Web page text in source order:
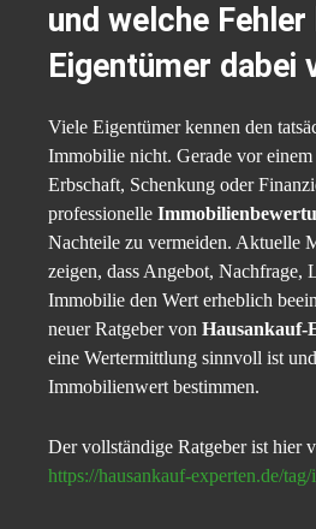
und welche Fehler
Eigentümer dabei
Viele Eigentümer kennen den
Immobilie nicht. Gerade vor
Erbschaft, Schenkung oder
professionelle
Nachteile zu vermeiden. Aktuelle
zeigen, dass Angebot, Nachfrage,
Immobilie den Wert erheblich
neuer Ratgeber von Hausankauf-
eine Wertermittlung sinnvoll ist
Immobilienwert bestimmen.
Der vollständige Ratgeber ist hier
https://hausankauf-experten.de/